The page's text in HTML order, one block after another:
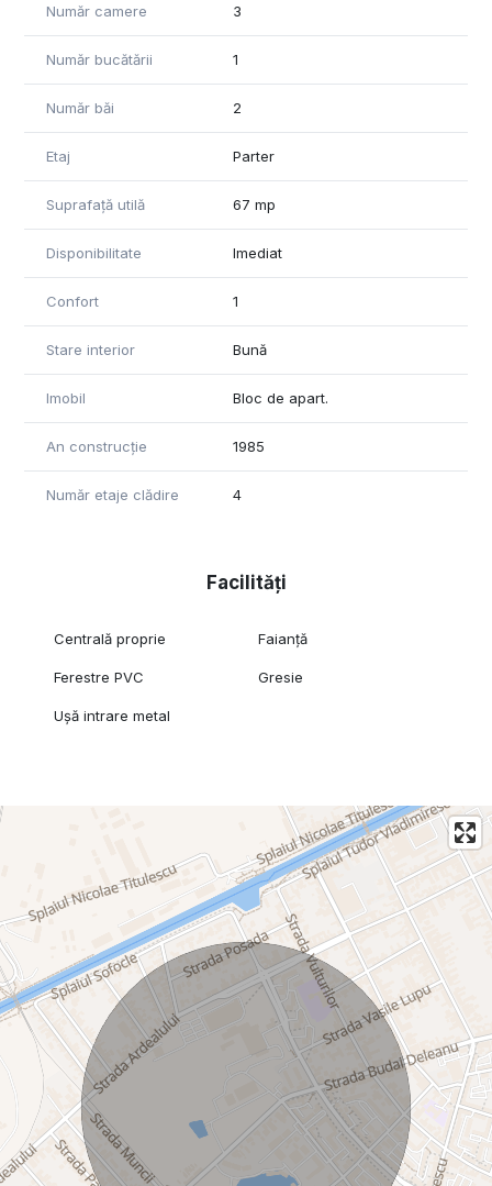
Număr camere 3
Număr bucătării 1
Număr băi 2
Etaj Parter
Suprafață utilă 67 mp
Disponibilitate Imediat
Confort 1
Stare interior Bună
Imobil Bloc de apart.
An construcție 1985
Număr etaje clădire 4
Facilități
Centrală proprie Faianță
Ferestre PVC Gresie
Ușă intrare metal